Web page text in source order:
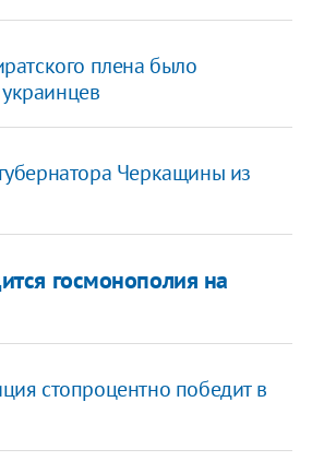
плена было
Черкащины из
госмонополия на
стопроцентно победит в